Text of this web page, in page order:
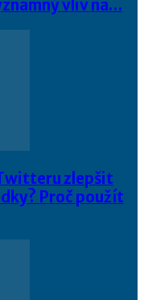
vliv na…
zlepšit
Proč použít